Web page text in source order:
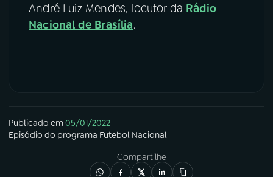
TikTok
André Luiz Mendes, locutor da Rádio
Nacional de Brasília.
Publicado em05/01/2022
Episódio do programa Futebol Nacional
Compartilhe